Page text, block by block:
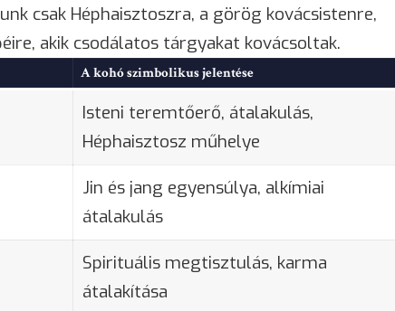
csak Héphaisztoszra, a görög kovácsistenre,
akik csodálatos tárgyakat kovácsoltak.
A kohó szimbolikus jelentése
Isteni teremtőerő, átalakulás,
Héphaisztosz műhelye
Jin és jang egyensúlya, alkímiai
átalakulás
Spirituális megtisztulás, karma
átalakítása